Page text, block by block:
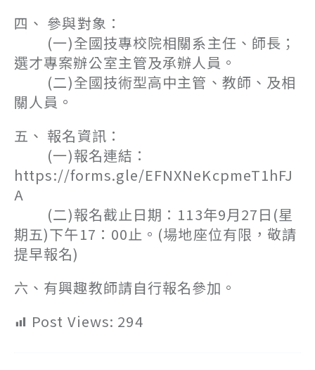
四、 參與對象：
(一)全國技專校院相關系主任、師長；
選才專案辦公室主管及承辦人員。
(二)全國技術型高中主管、教師、及相
關人員。
五、 報名資訊：
(一)報名連結：
https://forms.gle/EFNXNeKcpmeT1hFJ
A
(二)報名截止日期：113年9月27日(星
期五)下午17：00止。(場地座位有限，敬請
提早報名)
六、有興趣教師請自行報名參加。
Post Views: 294